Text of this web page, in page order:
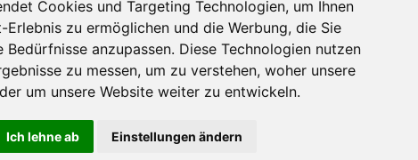
Cookies und Targeting Technologien, um Ihnen
Erlebnis zu ermöglichen und die Werbung, die Sie
Bedürfnisse anzupassen. Diese Technologien nutzen
zu messen, um zu verstehen, woher unsere
um unsere Website weiter zu entwickeln.
Ich lehne ab Einstellungen ändern
Baustoffe für den Außenbereich haben wir ebenso in unserem Sortiment
dass für verkleben von Massivholzdielen in Einsatz kommt. Mit den
die für sie relevant ist.
anders beschrieben